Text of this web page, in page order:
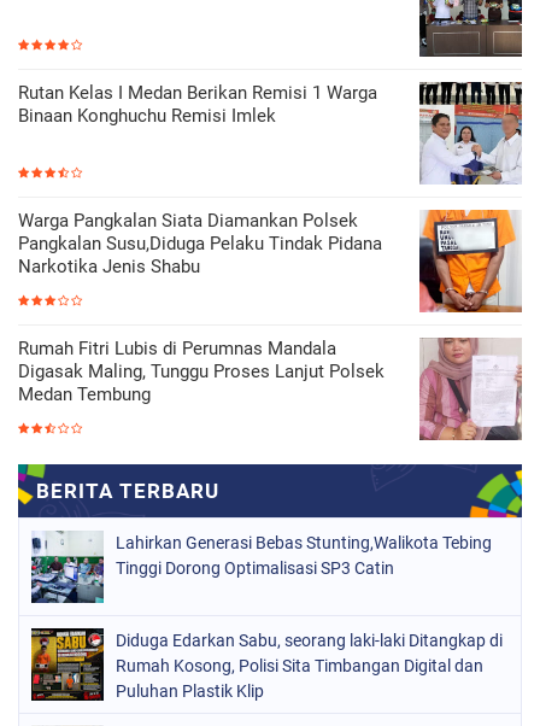
Rutan Kelas I Medan Berikan Remisi 1 Warga
Binaan Konghuchu Remisi Imlek
Warga Pangkalan Siata Diamankan Polsek
Pangkalan Susu,Diduga Pelaku Tindak Pidana
Narkotika Jenis Shabu
Rumah Fitri Lubis di Perumnas Mandala
Digasak Maling, Tunggu Proses Lanjut Polsek
Medan Tembung
Lahirkan Generasi Bebas Stunting,Walikota Tebing
Tinggi Dorong Optimalisasi SP3 Catin
Diduga Edarkan Sabu, seorang laki-laki Ditangkap di
Rumah Kosong, Polisi Sita Timbangan Digital dan
Puluhan Plastik Klip